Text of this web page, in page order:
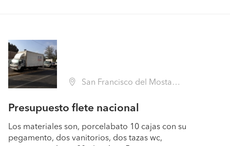
San Francisco del Mostazal (Región VI Libertador B. O'Higgins - Cachapoal)
Presupuesto flete nacional
Los materiales son, porcelabato 10 cajas con su
pegamento, dos vanitorios, dos tazas wc,